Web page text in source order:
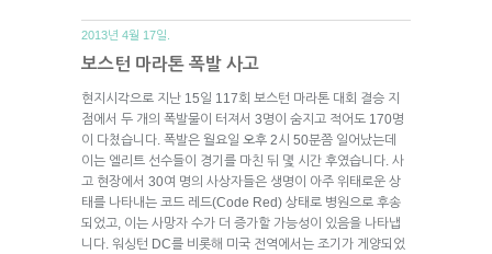
2013년 4월 17일.
보스턴 마라톤 폭발 사고
현지시각으로 지난 15일 117회 보스턴 마라톤 대회 결승 지
점에서 두 개의 폭발물이 터져서 3명이 숨지고 적어도 170명
이 다쳤습니다. 폭발은 월요일 오후 2시 50분쯤 일어났는데
이는 엘리트 선수들이 경기를 마친 뒤 몇 시간 후였습니다. 사
고 현장에서 30여 명의 사상자들은 생명이 아주 위태로운 상
태를 나타내는 코드 레드(Code Red) 상태로 병원으로 후송
되었고, 이는 사망자 수가 더 증가할 가능성이 있음을 나타냅
니다. 워싱턴 DC를 비롯해 미국 전역에서는 조기가 게양되었